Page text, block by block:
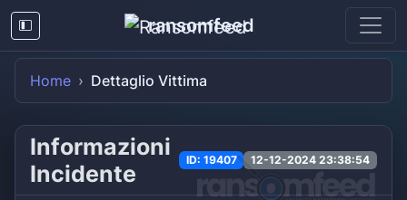
ransomfeed
Home Dettaglio Vittima
Informazioni
Incidente
ID: 19407 12-12-2024 23:38:54